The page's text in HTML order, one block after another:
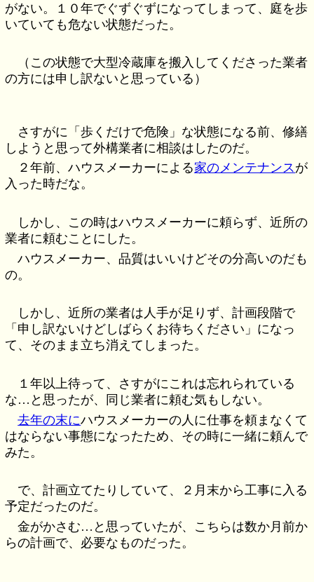
がない。１０年でぐずぐずになってしまって、庭を歩
いていても危ない状態だった。
（この状態で大型冷蔵庫を搬入してくださった業者
の方には申し訳ないと思っている）
さすがに「歩くだけで危険」な状態になる前、修繕
しようと思って外構業者に相談はしたのだ。
２年前、ハウスメーカーによる家のメンテナンスが
入った時だな。
しかし、この時はハウスメーカーに頼らず、近所の
業者に頼むことにした。
ハウスメーカー、品質はいいけどその分高いのだも
の。
しかし、近所の業者は人手が足りず、計画段階で
「申し訳ないけどしばらくお待ちください」になっ
て、そのまま立ち消えてしまった。
１年以上待って、さすがにこれは忘れられている
な…と思ったが、同じ業者に頼む気もしない。
去年の末にハウスメーカーの人に仕事を頼まなくて
はならない事態になったため、その時に一緒に頼んで
みた。
で、計画立てたりしていて、２月末から工事に入る
予定だったのだ。
金がかさむ…と思っていたが、こちらは数か月前か
らの計画で、必要なものだった。